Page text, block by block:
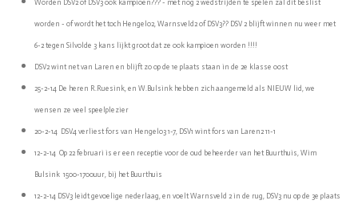
Worden DSV2 of DSV3 ook kampioen??? - met nog 2 wedstrijden te spelen zal dit beslist
worden - of wordt het toch Hengelo2, Warnsveld2 of DSV3?? DSV 2 blijft winnen nu weer met
6-2 tegen Silvolde 3 kans lijkt groot dat ze ook kampioen worden !!!!
DSV2 wint net van Laren en blijft zo op de 1e plaats staan in de 2e klasse oost
25-2-14 De heren R.Ruesink, en W.Bulsink hebben zich aangemeld als NIEUW lid, we
wensen ze veel speelplezier
20-2-14 DSV4 verliest fors van Hengelo3 1-7, DSV1 wint fors van Laren2 11-1
12-2-14 Op 22 februari is er een receptie voor de oud beheerder van het Buurthuis, Wim
Bulsink 1500-1700uur, bij het Buurthuis
12-2-14 DSV3 leidt gevoelige nederlaag, en voelt Warnsveld 2 in de rug, DSV3 nu op de 3e plaats